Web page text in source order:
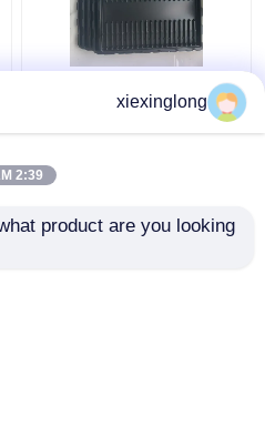
الصناعة المخصصة
الصناعة الصناعة الصناعة
الصناعة الصناعة الصناعة
الصناعة الصناعة الصناعة
xiexinglong
2:39 AM
product are you looking